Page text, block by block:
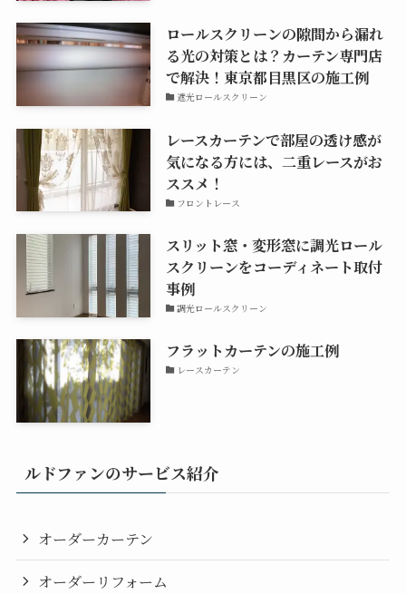
ロールスクリーンの隙間から漏れ
る光の対策とは？カーテン専門店
で解決！東京都目黒区の施工例
遮光ロールスクリーン
レースカーテンで部屋の透け感が
気になる方には、二重レースがお
ススメ！
フロントレース
スリット窓・変形窓に調光ロール
スクリーンをコーディネート取付
事例
調光ロールスクリーン
フラットカーテンの施工例
レースカーテン
ルドファンのサービス紹介
オーダーカーテン
オーダーリフォーム